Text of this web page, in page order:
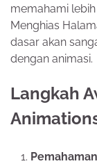
memahami
Menghias
dasar akan
dengan animasi.
Langkah